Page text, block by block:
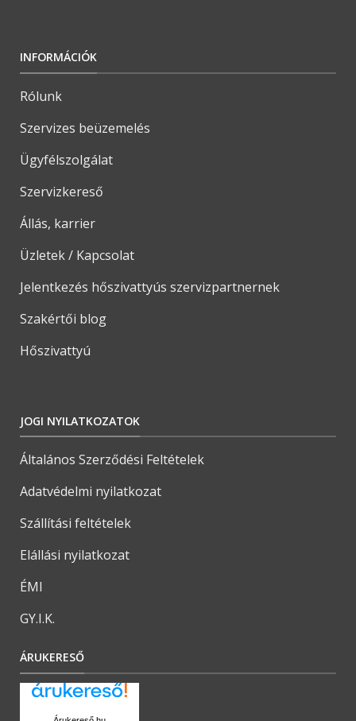
INFORMÁCIÓK
Rólunk
Szervizes beüzemelés
Ügyfélszolgálat
Szervizkereső
Állás, karrier
Üzletek / Kapcsolat
Jelentkezés hőszivattyús szervizpartnernek
Szakértői blog
Hőszivattyú
JOGI NYILATKOZATOK
Általános Szerződési Feltételek
Adatvédelmi nyilatkozat
Szállítási feltételek
Elállási nyilatkozat
ÉMI
GY.I.K.
ÁRUKERESŐ